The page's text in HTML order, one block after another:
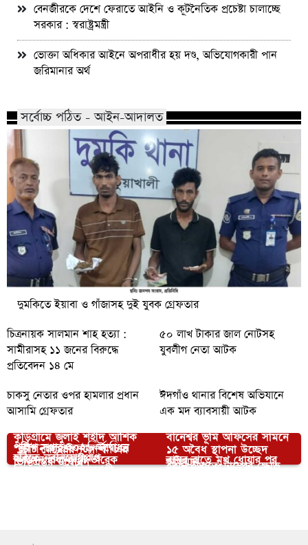
বেনজীরকে দেশে ফেরাতে আইনি ও কূটনৈতিক প্রচেষ্টা চালাচ্ছে
সরকার : স্বরাষ্ট্রমন্ত্রী
ভোক্তা অধিকার আইনে অপরাধীর হয় দণ্ড, অভিযোগকারী পান
জরিমানার অর্থ
সর্বোচ্চ পঠিত - আইন-আদালত
দুমকিতে ইয়াবা ও গাঁজাসহ দুই যুবক গ্রেফতার
চিত্রনায়ক সালমান শাহ হত্যা :
সামীরাসহ ১১ জনের বিরুদ্ধে
প্রতিবেদন ১৪ মে
৫০ লাখ টাকার জাল নোটসহ
যুবলীগ নেতা আটক
চাকসু নেতার ওপর হামলার প্রধান
আসামি গ্রেফতার
ঈদগাঁও থানার বিশেষ অভিযানে
এক মদ ব্যাবসায়ী আটক
আপনার জন্য নির্বাচিত
কুড়িগ্রামে জুলাই শহীদ আশিক
”স্ট্রীট মেমোরি স্ট্যাম্প” এর
ভিত্তিপ্রস্তর উদ্বোধন
বানেশ্বর ভূমি অফিসের সামনে
১৫ অবৈধ স্থাপনা উচ্ছেদ
অভিযান
পুলিশ সপ্তাহ-২০২৬ উদ্বোধন
করলেন প্রধানমন্ত্রী তারেক
বাসর রাতে মুখ ধোয়ার পর
চবিতে নবনিয়োগপ্রাপ্ত
শিক্ষকদের পাঁচদিনব্যাপী
মাভাবিপ্রবিতে শুরু হয়েছে
ইরান ইস্যুতে ট্রাম্পের ক্ষোভ